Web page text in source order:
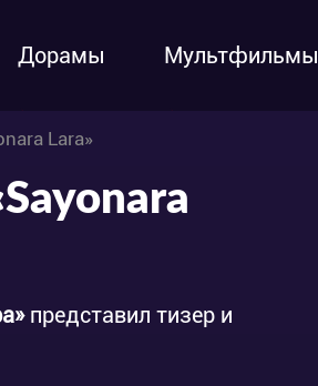
Дорамы Мультфильмы
Lara»
представил тизер и